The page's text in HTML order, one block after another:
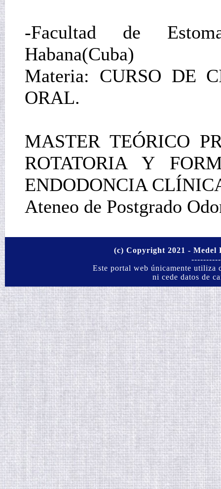
-Facultad de
Habana(Cuba)
Materia: CURSO DE
ORAL.
MASTER TEÓRICO
ROTATORIA Y
ENDODONCIA
Ateneo de Postgrado
(c) Copyright 2021 - Medel
Este portal web únicamente utiliza
ni cede datos de